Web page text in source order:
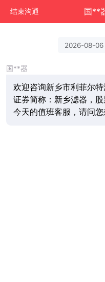
结束沟通 国**
2026-08-06
国**器
欢迎咨询新乡市利菲尔特
证券简称：新乡滤器，
今天的值班客服，请问